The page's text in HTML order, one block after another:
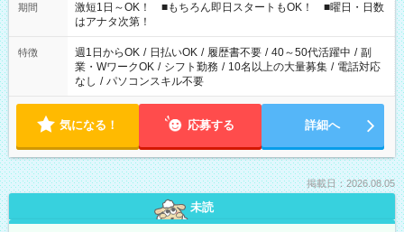
期間
激短1日～OK！ ■もちろん即日スタートもOK！ ■曜日・日数
はアナタ次第！
特徴 週1日からOK / 日払いOK / 履歴書不要 / 40～50代活躍中 / 副
業・WワークOK / シフト勤務 / 10名以上の大量募集 / 電話対応
なし / パソコンスキル不要
気になる！ 応募する 詳細へ
掲載日：2026.08.05
未読